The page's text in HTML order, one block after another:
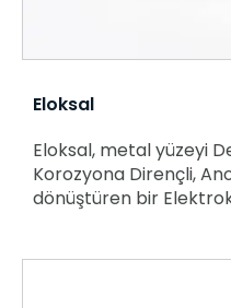
Eloksal
Eloksal, metal yüzeyi
Korozyona Dirençli,
dönüştüren bir